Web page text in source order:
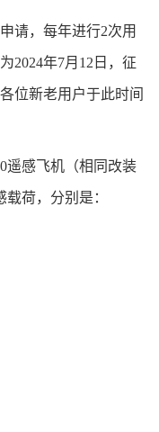
请，每年进行2次用
2024年7月 12 日，征
位新老用户于此时间
遥感飞机（相同改装
载荷，分别是：